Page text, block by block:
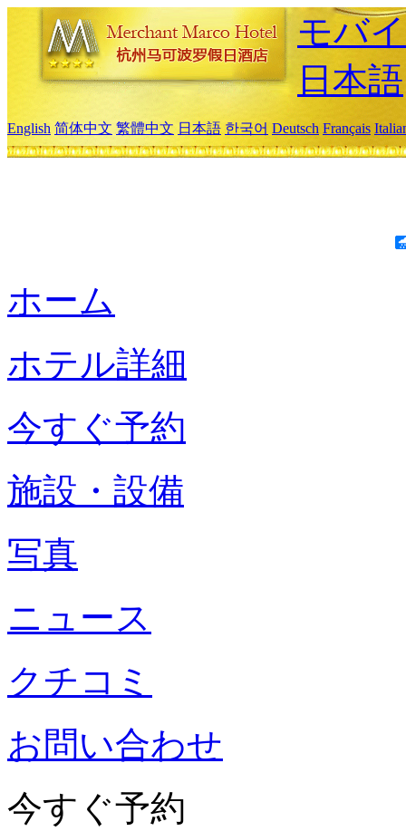
モバ
日本語
English 简体中文 繁體中文 日本語 한국어 Deutsch Français
ホーム
ホテル詳細
今すぐ予約
施設・設備
写真
ニュース
クチコミ
お問い合わせ
今すぐ予約